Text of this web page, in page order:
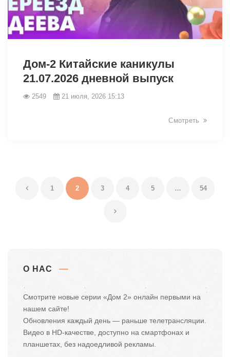
Дом-2 Китайские каникулы
21.07.2026 дневной выпуск
2549 21 июля, 2026 15:13
Смотреть
1 2 3 4 5 … 54
О НАС
Смотрите новые серии «Дом 2» онлайн первыми на
нашем сайте!
Обновления каждый день — раньше телетрансляции.
Видео в HD-качестве, доступно на смартфонах и
планшетах, без надоедливой рекламы.